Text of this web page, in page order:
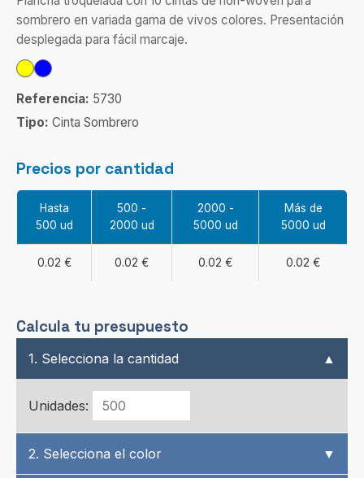
sombrero en variada gama de vivos colores. Presentación
desplegada para fácil marcaje.
Referencia: 5730
Tipo: Cinta Sombrero
Precios por cantidad
Hasta
500 ud
500 -
2000 ud
2000 -
5000 ud
Más de
5000 ud
0.02 € 0.02 € 0.02 € 0.02 €
Calcula tu presupuesto
1. Selecciona la cantidad ▲
Unidades:
2. Selecciona el color ▼